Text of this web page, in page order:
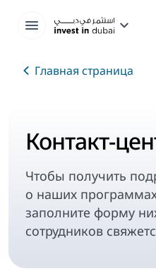
Главная страница
Контакт-
Чтобы получить
о наших
заполните форму
сотрудников